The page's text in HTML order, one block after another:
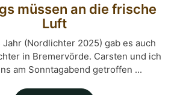
müssen an die frische
Luft
(Nordlichter 2025) gab es auch
in Bremervörde. Carsten und ich
am Sonntagabend getroffen ...